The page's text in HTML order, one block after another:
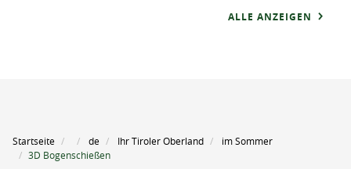
ALLE ANZEIGEN
Startseite de Ihr Tiroler Oberland
im Sommer
3D Bogenschießen